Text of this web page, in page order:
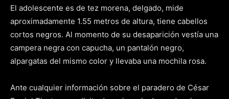
El adolescente es de tez morena, delgado, mide
aproximadamente 1.55 metros de altura, tiene cabellos
cortos negros. Al momento de su desaparición vestía una
campera negra con capucha, un pantalón negro,
alpargatas del mismo color y llevaba una mochila rosa.
Ante cualquier información sobre el paradero de César